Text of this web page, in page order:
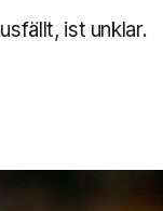
ist unklar.